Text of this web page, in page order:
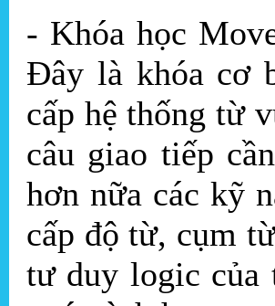
- Khóa học
Đây là khóa cơ
cấp hệ thống từ
câu giao tiếp
hơn nữa các kỹ
cấp độ từ, cụm
tư duy logic của